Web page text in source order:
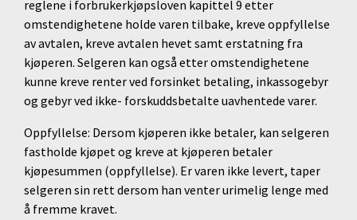
reglene i forbrukerkjøpsloven kapittel 9 etter
omstendighetene holde varen tilbake, kreve oppfyllelse
av avtalen, kreve avtalen hevet samt erstatning fra
kjøperen. Selgeren kan også etter omstendighetene
kunne kreve renter ved forsinket betaling, inkassogebyr
og gebyr ved ikke- forskuddsbetalte uavhentede varer.
Oppfyllelse: Dersom kjøperen ikke betaler, kan selgeren
fastholde kjøpet og kreve at kjøperen betaler
kjøpesummen (oppfyllelse). Er varen ikke levert, taper
selgeren sin rett dersom han venter urimelig lenge med
å fremme kravet.